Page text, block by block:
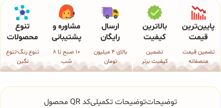
پایین‌ترین
قیمت
تضمین قیمت
منصفانه
بالاترین
کیفیت
تضمین
کیفیت برتر
ارسال
رایگان
بالای 4 میلیون
تومان
مشاوره و
پشتیبانی
10 صبح تا 8
شب
تنوع
محصولات
تنوع رنگ-تنوع
نگین
توضیحاتتوضیحات تکمیلیکد QR محصول